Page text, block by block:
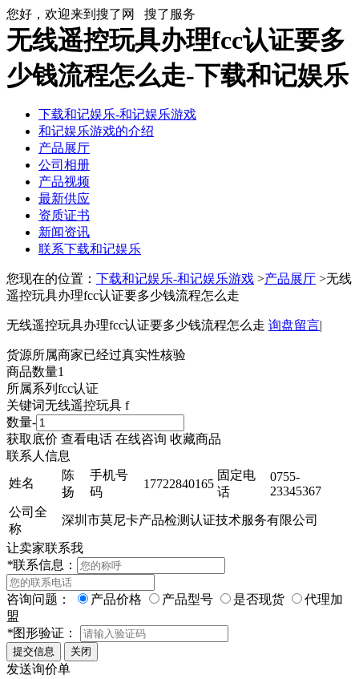
您好，欢迎来到搜了网 搜了服务
无线遥控玩具办理fcc认证要多
少钱流程怎么走-下载和记娱乐
下载和记娱乐-和记娱乐游戏
和记娱乐游戏的介绍
产品展厅
公司相册
产品视频
最新供应
资质证书
新闻资讯
联系下载和记娱乐
您现在的位置： 下载和记娱乐-和记娱乐游戏 >产品展厅 >无线
遥控玩具办理fcc认证要多少钱流程怎么走
无线遥控玩具办理fcc认证要多少钱流程怎么走 询盘留言|
货源所属商家已经过真实性核验
商品数量1
所属系列 fcc认证
关键词无线遥控玩具 f
数量-
获取底价 查看电话 在线咨询 收藏商品
联系人信息
姓名
陈
扬
手机号
码
17722840165
固定电
话
0755-
23345367
公司全
称
深圳市莫尼卡产品检测认证技术服务有限公司
让卖家联系我
*联系信息：
咨询问题： 产品价格 产品型号 是否现货
代理加
盟
*图形验证：
发送询价单